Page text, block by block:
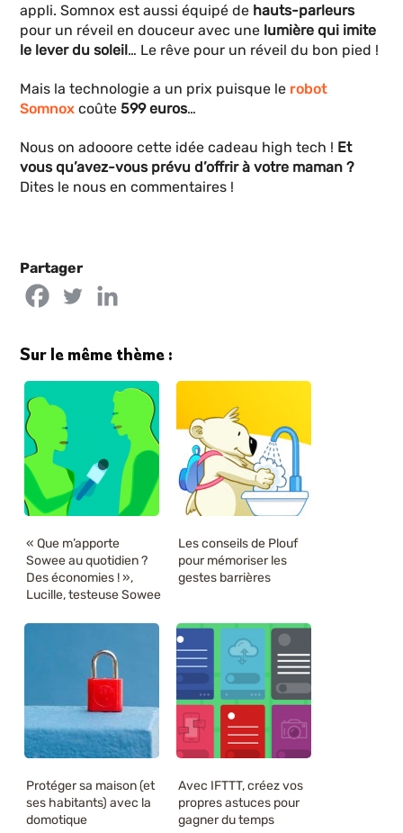
appli. Somnox est aussi équipé de hauts-parleurs
pour un réveil en douceur avec une lumière qui imite
le lever du soleil… Le rêve pour un réveil du bon pied !
Mais la technologie a un prix puisque le robot
Somnox coûte599 euros…
Nous on adooore cette idée cadeau high tech ! Et
vous qu’avez-vous prévu d’offrir à votre maman ?
Dites le nous en commentaires !
Partager
Sur le même thème :
« Que m’apporte
Sowee au quotidien ?
Des économies ! »,
Lucille, testeuse Sowee
Les conseils de Plouf
pour mémoriser les
gestes barrières
Protéger sa maison (et
ses habitants) avec la
domotique
Avec IFTTT, créez vos
propres astuces pour
gagner du temps